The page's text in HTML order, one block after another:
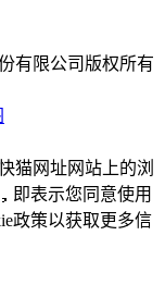
有限公司版权所有
猫网址网站上的浏
表示您同意使用
政策以获取更多信